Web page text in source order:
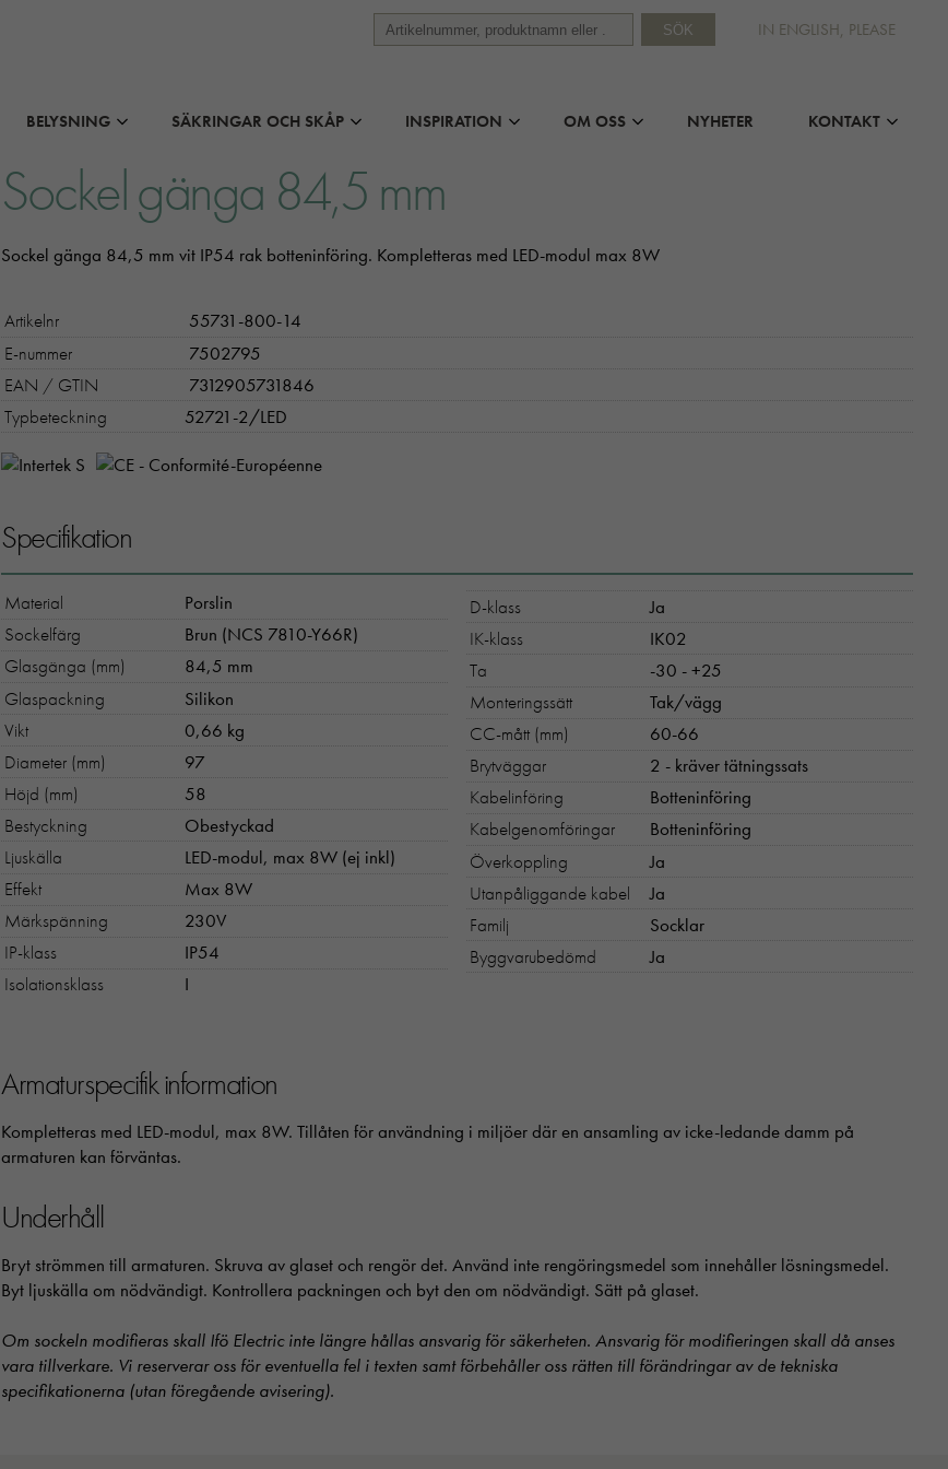
BELYSNING SÄKRINGAR OCH SKÅP INSPIRATION OM OSS NYHETER KONTAKT
SÖK IN ENGLISH, PLEASE
Sockel gänga 84,5 mm
Sockel gänga 84,5 mm vit IP54 rak botteninföring. Kompletteras med LED-modul max 8W
Artikelnr
55731-800-14
E-nummer
7502795
EAN / GTIN
7312905731846
Typbeteckning
52721-2/LED
Specifikation
Material
Porslin
Sockelfärg
Brun (NCS 7810-Y66R)
Glasgänga (mm)
84,5 mm
Glaspackning
Silikon
Vikt
0,66 kg
Diameter (mm)
97
Höjd (mm)
58
Bestyckning
Obestyckad
Ljuskälla
LED-modul, max 8W (ej inkl)
Effekt
Max 8W
Märkspänning
230V
IP-klass
IP54
Isolationsklass
I
D-klass
Ja
IK-klass
IK02
Ta
-30 - +25
Monteringssätt
Tak/vägg
CC-mått (mm)
60-66
Brytväggar
2 - kräver tätningssats
Kabelinföring
Botteninföring
Kabelgenomföringar
Botteninföring
Överkoppling
Ja
Utanpåliggande kabel
Ja
Familj
Socklar
Byggvarubedömd
Ja
Armaturspecifik information
Kompletteras med LED-modul, max 8W. Tillåten för användning i miljöer där en ansamling av icke-ledande damm på
armaturen kan förväntas.
Underhåll
Bryt strömmen till armaturen. Skruva av glaset och rengör det. Använd inte rengöringsmedel som innehåller lösningsmedel.
Byt ljuskälla om nödvändigt. Kontrollera packningen och byt den om nödvändigt. Sätt på glaset.
Om sockeln modifieras skall Ifö Electric inte längre hållas ansvarig för säkerheten. Ansvarig för modifieringen skall då anses
vara tillverkare. Vi reserverar oss för eventuella fel i texten samt förbehåller oss rätten till förändringar av de tekniska
specifikationerna (utan föregående avisering).